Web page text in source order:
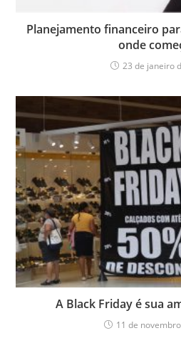
Planejamento financeiro
onde
23 de janeiro
A Black Friday é sua
11 de